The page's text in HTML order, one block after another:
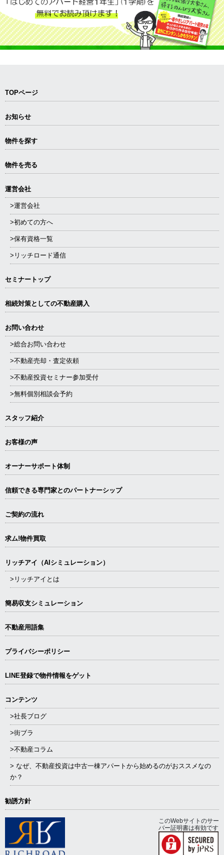
TOPページ
お知らせ
物件を探す
物件を売る
運営会社
>運営会社
>初めての方へ
>保有資格一覧
>リッチロード通信
セミナートップ
相続対策としての不動産購入
お問い合わせ
>総合お問い合わせ
>不動産売却・査定依頼
>不動産投資セミナー参加受付
>無料個別相談会予約
スタッフ紹介
お客様の声
オーナーサポート体制
信頼できる専⾨家とのパートナーシップ
ご契約の流れ
求ム!物件買取
リッチアイ（AIシミュレーション）
>リッチアイとは
簡易収支シミュレーション
不動産用語集
プライバシーポリシー
LINE登録で物件情報をゲット
コンテンツ
>社長ブログ
>街ブラ
>不動産コラム
> なぜ、不動産投資は中古一棟アパートから始めるのがおススメなの
か？
勧誘方針
このWebサイトのサー
バー証明書は有効です